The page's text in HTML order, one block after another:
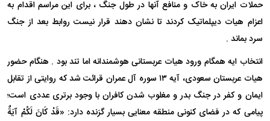
حملات ایران به خاک و منافع آنها در طول جنگ ، برای این مراسم اقدام به
اعزام هیات دیپلماتیک کردند تا نشان دهند قرار نیست روابط بعد از جنگ
سرد بماند .
انتخاب ایه همگام ورود هیات عربستانی هوشمندانه اما تند بود . هنگام حضور
هیات عربستان سعودی، آیه ۱۳ سوره آل عمران قرائت شد که روایتی از تقابل
ایمان و کفر در جنگ بدر و مغلوب شدن کافران با وجود برتری عددی است؛
پیامی که در فضای کنونی منطقه معنایی بسیار گزنده دارد: «قَدْ کَانَ لَکُمْ آیَةٌ